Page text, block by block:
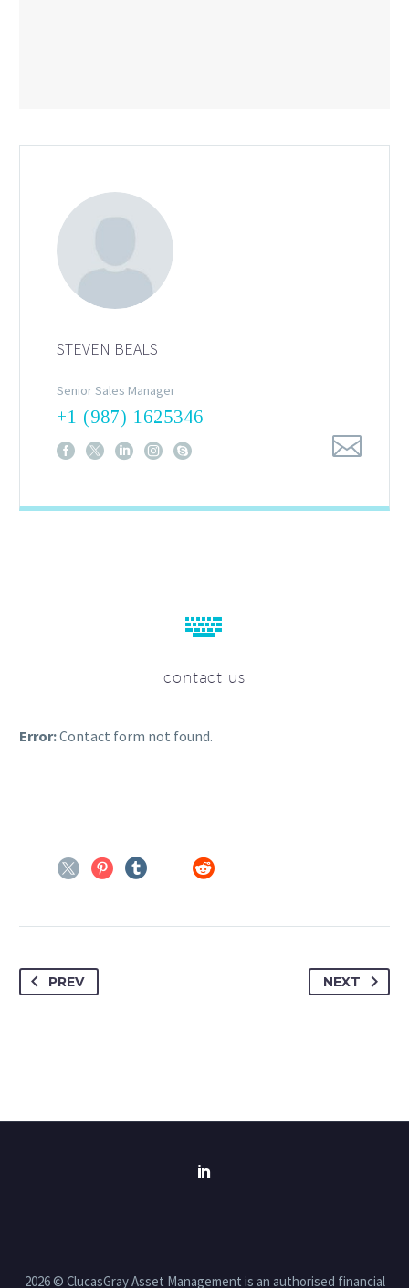
STEVEN BEALS
Senior Sales Manager
+1 (987) 1625346


contact us
Error:Contact form not found.
PREV NEXT
2026 © ClucasGray Asset Management is an authorised financial